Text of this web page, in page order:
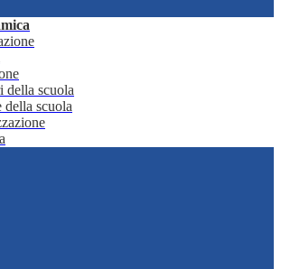
della scuola
della scuola